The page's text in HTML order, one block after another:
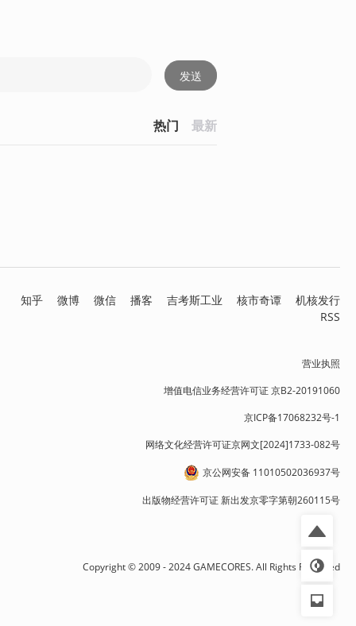
发送
热门 最新
知乎 微博 微信 播客 吉考斯工业 核市奇谭
机核发行
RSS
营业执照
增值电信业务经营许可证 京B2-20191060
京ICP备17068232号-1
网络文化经营许可证京网文[2024]1733-082号
京公网安备 11010502036937号
出版物经营许可证 新出发京零字第朝260115号
Copyright © 2009 - 2024 GAMECORES. All Rights Reserved